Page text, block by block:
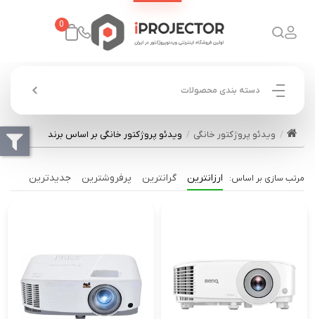
0
دسته بندی محصولات
ویدئو پروژکتور خانگی ویدئو پروژکتور خانگی بر اساس برند
ارزانترین گرانترین پرفروشترین جدیدترین